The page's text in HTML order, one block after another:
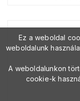
Ez a weboldal
weboldalunk
A weboldalunkon
cookie-k